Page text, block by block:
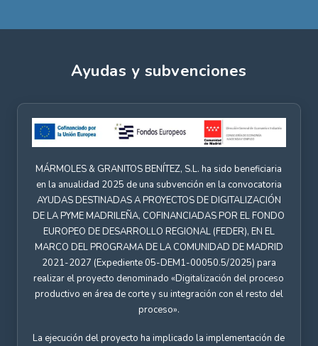
Ayudas y subvenciones
MÁRMOLES & GRANITOS BENÍTEZ, S.L. ha sido beneficiaria
en la anualidad 2025 de una subvención en la convocatoria
AYUDAS DESTINADAS A PROYECTOS DE DIGITALIZACIÓN
DE LA PYME MADRILEÑA, COFINANCIADAS POR EL FONDO
EUROPEO DE DESARROLLO REGIONAL (FEDER), EN EL
MARCO DEL PROGRAMA DE LA COMUNIDAD DE MADRID
2021-2027 (Expediente 05-DEM1-00050.5/2025) para
realizar el proyecto denominado «Digitalización del proceso
productivo en área de corte y su integración con el resto del
proceso».
La ejecución del proyecto ha implicado la implementación de